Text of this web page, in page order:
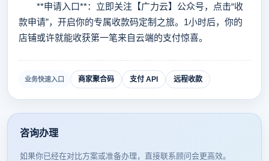
**申请入口**：立即关注【广力云】公众号，点击“收
款申请”，开启你的专属收款码定制之旅。1小时后，你的
店铺或许就能收获第一笔来自云端的支付惊喜。
业务快速入口 商家聚合码 支付 API 远程收款
咨询办理
如果你已经在对比方案或准备办理，直接联系顾问会更高效。